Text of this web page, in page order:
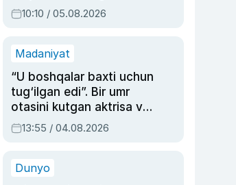
hukmi o‘qildi
10:10 / 05.08.2026
Madaniyat
“U boshqalar baxti uchun
tug‘ilgan edi”. Bir umr
otasini kutgan aktrisa va
dublyaj ustasi Rimma
Ahmedovaning
13:55 / 04.08.2026
Dunyo